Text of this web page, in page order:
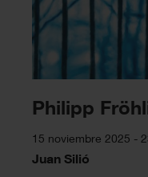
Philipp
15 noviembre 2025 -
Juan Silió